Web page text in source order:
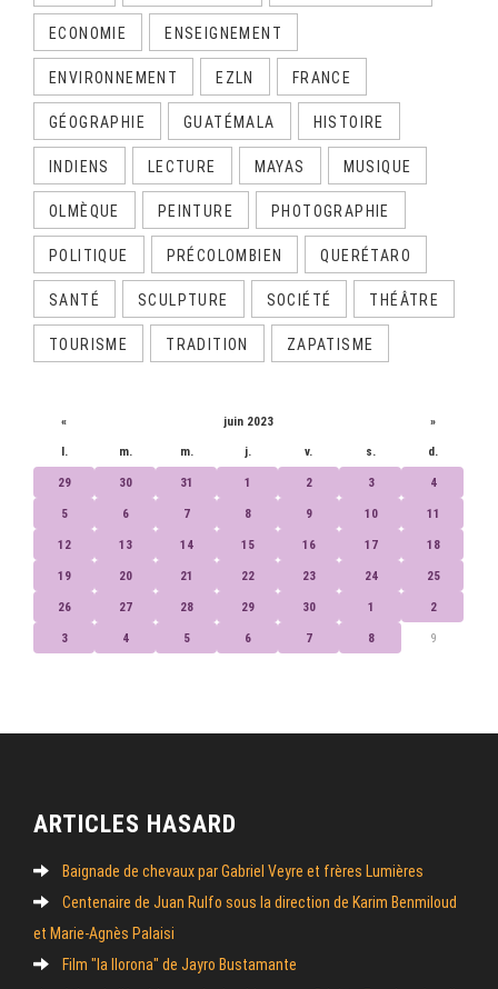
ECONOMIE ENSEIGNEMENT
ENVIRONNEMENT EZLN FRANCE
GÉOGRAPHIE GUATÉMALA HISTOIRE
INDIENS LECTURE MAYAS MUSIQUE
OLMÈQUE PEINTURE PHOTOGRAPHIE
POLITIQUE PRÉCOLOMBIEN QUERÉTARO
SANTÉ SCULPTURE SOCIÉTÉ THÉÂTRE
TOURISME TRADITION ZAPATISME
« juin 2023 »
l. m. m. j. v. s. d.
29 30 31 1 2 3 4
5 6 7 8 9 10 11
12 13 14 15 16 17 18
19 20 21 22 23 24 25
26 27 28 29 30 1 2
3 4 5 6 7 8 9
ARTICLES HASARD
Baignade de chevaux par Gabriel Veyre et frères Lumières
Centenaire de Juan Rulfo sous la direction de Karim Benmiloud
et Marie-Agnès Palaisi
Film "la llorona" de Jayro Bustamante